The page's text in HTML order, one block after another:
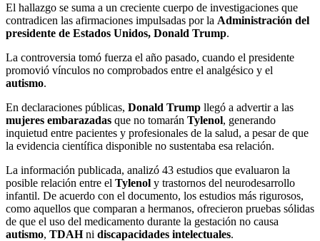
El hallazgo se suma a un creciente cuerpo de investigaciones que
contradicen las afirmaciones impulsadas por la Administración del
presidente de Estados Unidos, Donald Trump.
La controversia tomó fuerza el año pasado, cuando el presidente
promovió vínculos no comprobados entre el analgésico y el
autismo.
En declaraciones públicas, Donald Trump llegó a advertir a las
mujeres embarazadas que no tomarán Tylenol, generando
inquietud entre pacientes y profesionales de la salud, a pesar de que
la evidencia científica disponible no sustentaba esa relación.
La información publicada, analizó 43 estudios que evaluaron la
posible relación entre el Tylenol y trastornos del neurodesarrollo
infantil. De acuerdo con el documento, los estudios más rigurosos,
como aquellos que comparan a hermanos, ofrecieron pruebas sólidas
de que el uso del medicamento durante la gestación no causa
autismo, TDAHni discapacidades intelectuales.